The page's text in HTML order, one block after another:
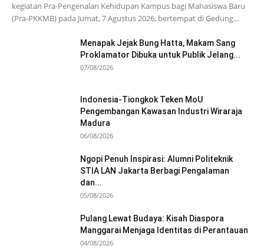
kegiatan Pra-Pengenalan Kehidupan Kampus bagi Mahasiswa Baru
(Pra-PKKMB) pada Jumat, 7 Agustus 2026, bertempat di Gedung...
Menapak Jejak Bung Hatta, Makam Sang
Proklamator Dibuka untuk Publik Jelang...
07/08/2026
Indonesia-Tiongkok Teken MoU
Pengembangan Kawasan Industri Wiraraja
Madura
06/08/2026
Ngopi Penuh Inspirasi: Alumni Politeknik
STIA LAN Jakarta Berbagi Pengalaman
dan...
05/08/2026
Pulang Lewat Budaya: Kisah Diaspora
Manggarai Menjaga Identitas di Perantauan
04/08/2026